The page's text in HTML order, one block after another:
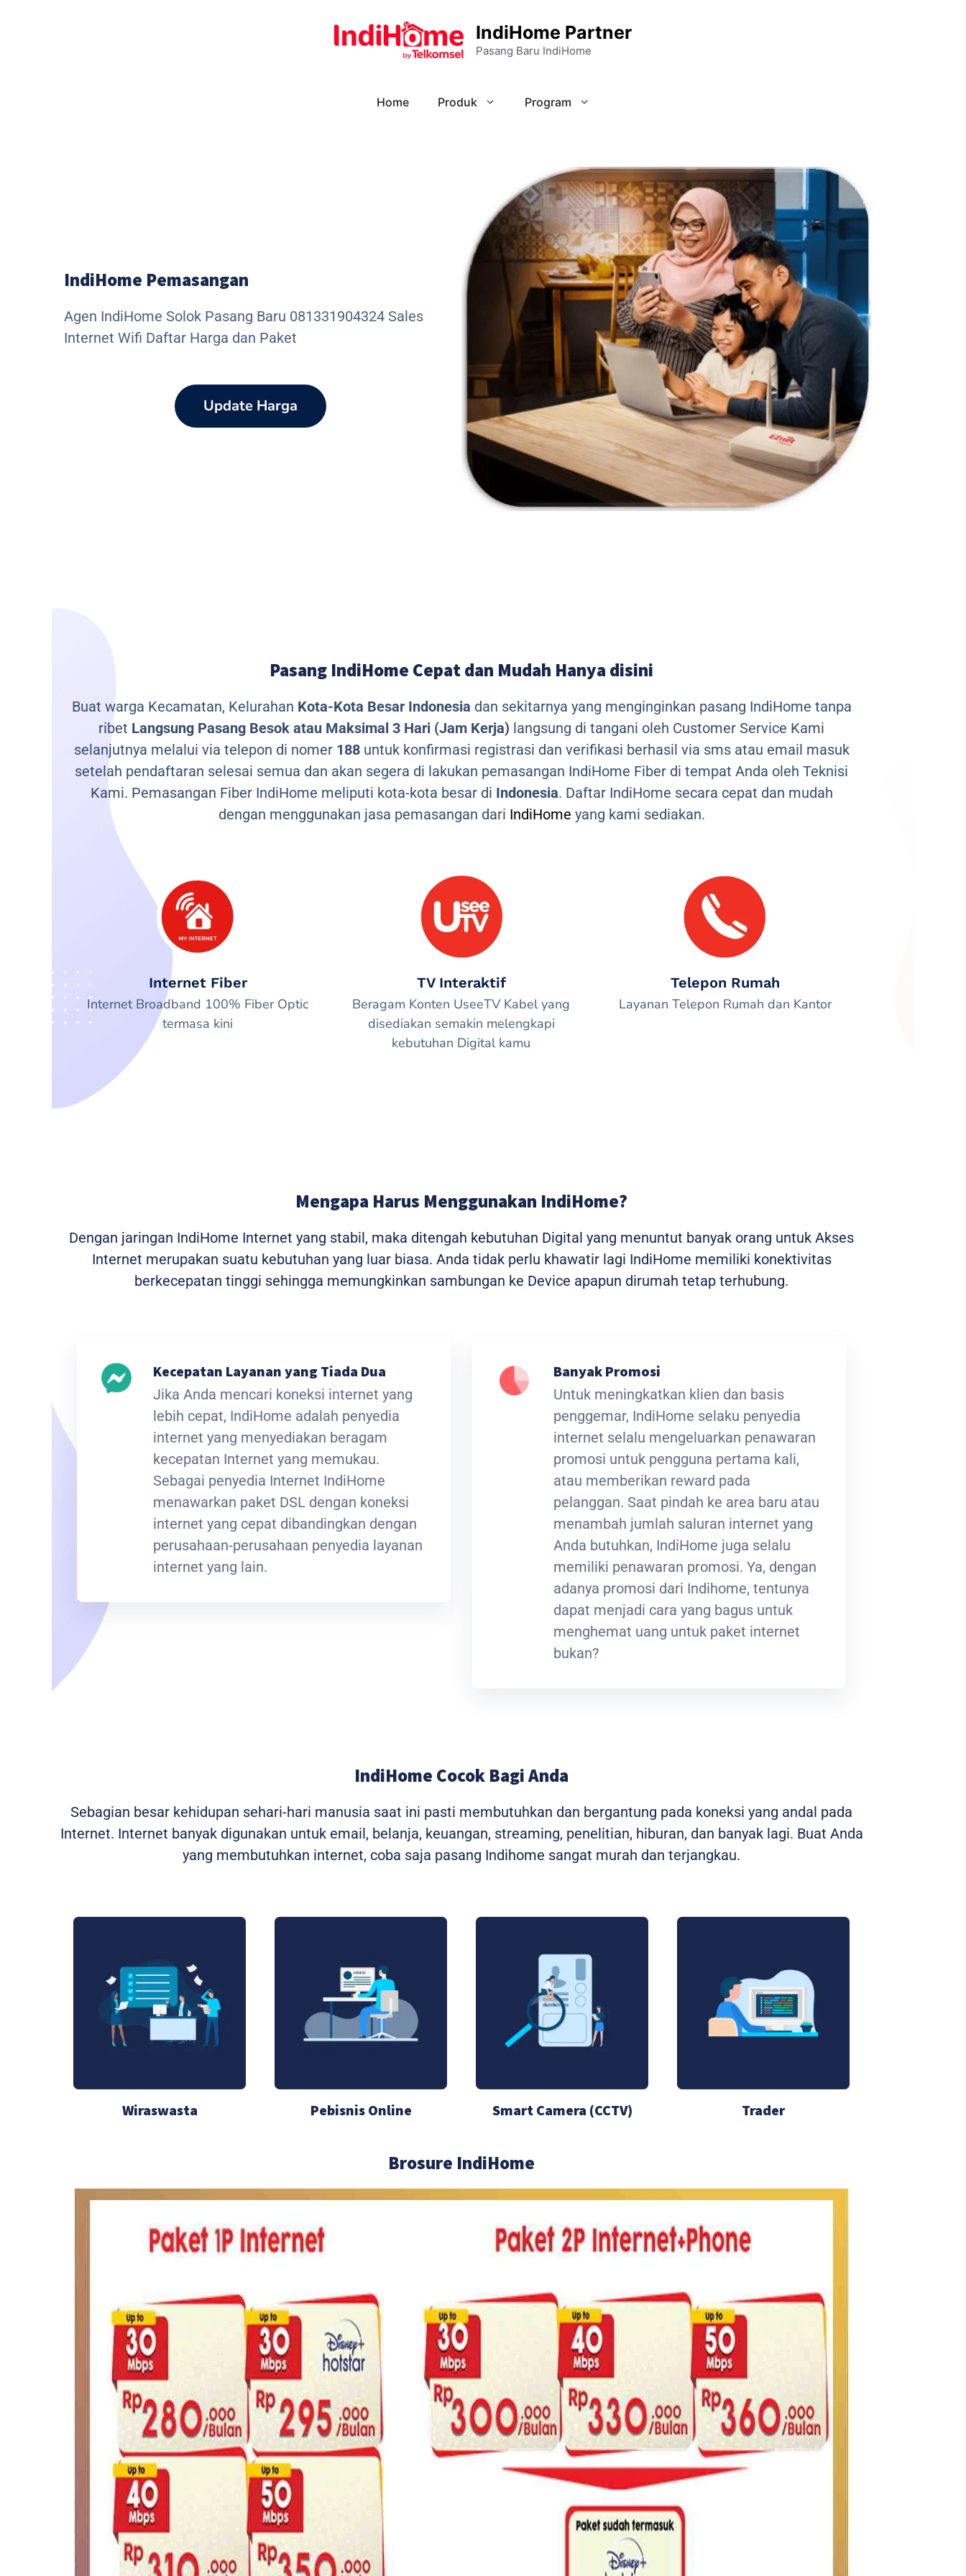
IndiHome Partner
Pasang Baru IndiHome
Home Produk Program
IndiHome Pemasangan
Agen IndiHome Solok Pasang Baru 081331904324 Sales
Internet Wifi Daftar Harga dan Paket
Update Harga
Pasang IndiHome Cepat dan Mudah Hanya disini
Buat warga Kecamatan, Kelurahan Kota-Kota Besar Indonesia dan sekitarnya yang menginginkan pasang IndiHome tanpa
ribet Langsung Pasang Besok atau Maksimal 3 Hari (Jam Kerja) langsung di tangani oleh Customer Service Kami
selanjutnya melalui via telepon di nomer 188 untuk konfirmasi registrasi dan verifikasi berhasil via sms atau email masuk
setelah pendaftaran selesai semua dan akan segera di lakukan pemasangan IndiHome Fiber di tempat Anda oleh Teknisi
Kami. Pemasangan Fiber IndiHome meliputi kota-kota besar di Indonesia. Daftar IndiHome secara cepat dan mudah
dengan menggunakan jasa pemasangan dari IndiHome yang kami sediakan.
Internet Fiber
Internet Broadband 100% Fiber Optic
termasa kini
TV Interaktif
Beragam Konten UseeTV Kabel yang
disediakan semakin melengkapi
kebutuhan Digital kamu
Telepon Rumah
Layanan Telepon Rumah dan Kantor
Mengapa Harus Menggunakan IndiHome?
Dengan jaringan IndiHome Internet yang stabil, maka ditengah kebutuhan Digital yang menuntut banyak orang untuk Akses
Internet merupakan suatu kebutuhan yang luar biasa. Anda tidak perlu khawatir lagi IndiHome memiliki konektivitas
berkecepatan tinggi sehingga memungkinkan sambungan ke Device apapun dirumah tetap terhubung.
Kecepatan Layanan yang Tiada Dua
Jika Anda mencari koneksi internet yang
lebih cepat, IndiHome adalah penyedia
internet yang menyediakan beragam
kecepatan Internet yang memukau.
Sebagai penyedia Internet IndiHome
menawarkan paket DSL dengan koneksi
internet yang cepat dibandingkan dengan
perusahaan-perusahaan penyedia layanan
internet yang lain.
Banyak Promosi
Untuk meningkatkan klien dan basis
penggemar, IndiHome selaku penyedia
internet selalu mengeluarkan penawaran
promosi untuk pengguna pertama kali,
atau memberikan reward pada
pelanggan. Saat pindah ke area baru atau
menambah jumlah saluran internet yang
Anda butuhkan, IndiHome juga selalu
memiliki penawaran promosi. Ya, dengan
adanya promosi dari Indihome, tentunya
dapat menjadi cara yang bagus untuk
menghemat uang untuk paket internet
bukan?
IndiHome Cocok Bagi Anda
Sebagian besar kehidupan sehari-hari manusia saat ini pasti membutuhkan dan bergantung pada koneksi yang andal pada
Internet. Internet banyak digunakan untuk email, belanja, keuangan, streaming, penelitian, hiburan, dan banyak lagi. Buat Anda
yang membutuhkan internet, coba saja pasang Indihome sangat murah dan terjangkau.
Wiraswasta Pebisnis Online Smart Camera (CCTV) Trader
Brosure IndiHome